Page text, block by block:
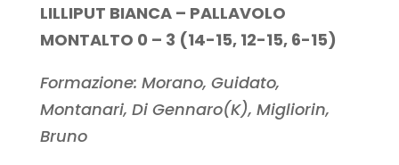
LILLIPUT BIANCA – PALLAVOLO
MONTALTO 0 – 3 (14-15, 12-15, 6-15)
Formazione: Morano, Guidato,
Montanari, Di Gennaro(K), Migliorin,
Bruno